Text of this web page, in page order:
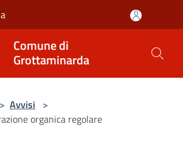
Comune di
Grottaminarda
> Avvisi >
organica regolare